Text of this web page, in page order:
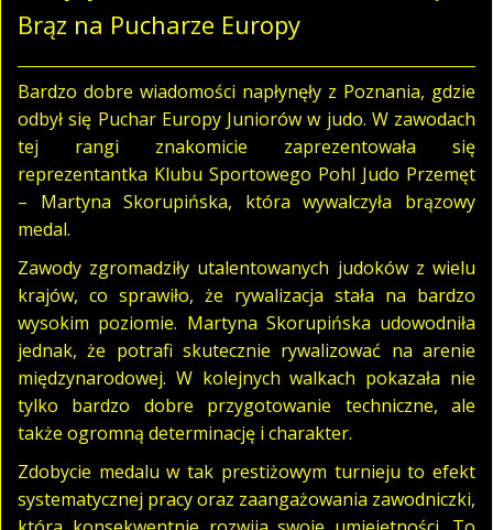
Brąz na Pucharze Europy
Bardzo dobre wiadomości napłynęły z Poznania, gdzie
odbył się Puchar Europy Juniorów w judo. W zawodach
tej rangi znakomicie zaprezentowała się
reprezentantka Klubu Sportowego Pohl Judo Przemęt
– Martyna Skorupińska, która wywalczyła brązowy
medal.
Zawody zgromadziły utalentowanych judoków z wielu
krajów, co sprawiło, że rywalizacja stała na bardzo
wysokim poziomie. Martyna Skorupińska udowodniła
jednak, że potrafi skutecznie rywalizować na arenie
międzynarodowej. W kolejnych walkach pokazała nie
tylko bardzo dobre przygotowanie techniczne, ale
także ogromną determinację i charakter.
Zdobycie medalu w tak prestiżowym turnieju to efekt
systematycznej pracy oraz zaangażowania zawodniczki,